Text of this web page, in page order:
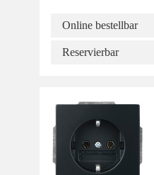
Online bestellbar
Reservierbar